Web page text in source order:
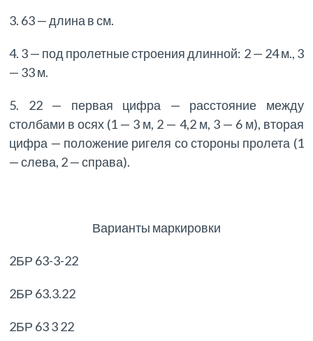
3. 63 — длина в см.
4. 3 — под пролетные строения длинной: 2 — 24 м., 3
— 33 м.
5. 22 — первая цифра — расстояние между
столбами в осях (1 — 3 м, 2 — 4,2 м, 3 — 6 м), вторая
цифра — положение ригеля со стороны пролета (1
— слева, 2 — справа).
Варианты маркировки
2БР 63-3-22
2БР 63.3.22
2БР 63 3 22